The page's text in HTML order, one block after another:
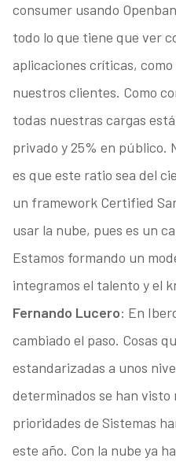
consumer usando
todo lo que tiene que ver
aplicaciones críticas,
nuestros clientes. Como
todas nuestras cargas
privado y 25% en público.
es que este ratio sea del
un framework Certified
usar la nube, pues es un
Estamos formando un
integramos el talento y el
Fernando Lucero: En
cambiado el paso. Cosas
estandarizadas a unos
determinados se han visto
prioridades de Sistemas
este año. Con la nube ya